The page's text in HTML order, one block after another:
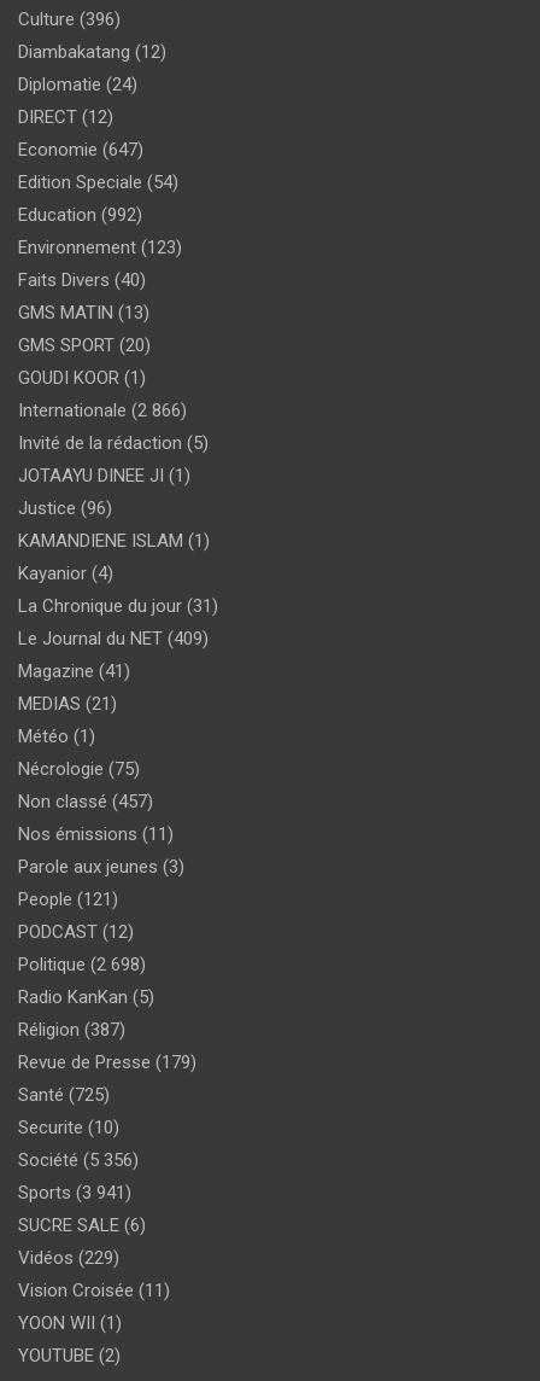
Culture (396)
Diambakatang (12)
Diplomatie (24)
DIRECT (12)
Economie (647)
Edition Speciale (54)
Education (992)
Environnement (123)
Faits Divers (40)
GMS MATIN (13)
GMS SPORT (20)
GOUDI KOOR (1)
Internationale (2 866)
Invité de la rédaction (5)
JOTAAYU DINEE JI (1)
Justice (96)
KAMANDIENE ISLAM (1)
Kayanior (4)
La Chronique du jour (31)
Le Journal du NET (409)
Magazine (41)
MEDIAS (21)
Météo (1)
Nécrologie (75)
Non classé (457)
Nos émissions (11)
Parole aux jeunes (3)
People (121)
PODCAST (12)
Politique (2 698)
Radio KanKan (5)
Réligion (387)
Revue de Presse (179)
Santé (725)
Securite (10)
Société (5 356)
Sports (3 941)
SUCRE SALE (6)
Vidéos (229)
Vision Croisée (11)
YOON WII (1)
YOUTUBE (2)